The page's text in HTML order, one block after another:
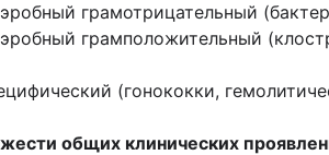
грамотрицательный
грамположительный
(гонококки,
общих клинических